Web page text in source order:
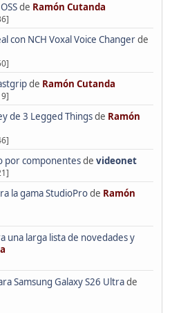
de Ramón Cutanda
con NCH Voxal Voice Changerde
de Ramón Cutanda
de 3 Legged Thingsde Ramón
por componentesde videonet
la gama StudioProde Ramón
una larga lista de novedades y
Samsung Galaxy S26 Ultrade